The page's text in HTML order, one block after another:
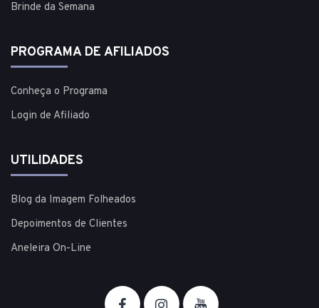
Brinde da Semana
PROGRAMA DE AFILIADOS
Conheça o Programa
Login de Afiliado
UTILIDADES
Blog da Imagem Folheados
Depoimentos de Clientes
Aneleira On-Line